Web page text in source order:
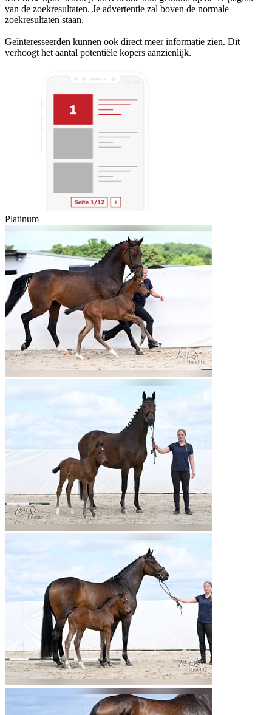
van de zoekresultaten. Je advertentie zal boven de normale
zoekresultaten staan.
Geïnteresseerden kunnen ook direct meer informatie zien. Dit
verhoogt het aantal potentiële kopers aanzienlijk.
Platinum